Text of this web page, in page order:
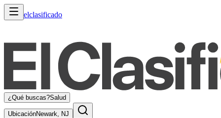
elclasificado
¿Qué buscas?Salud
UbicaciónNewark, NJ